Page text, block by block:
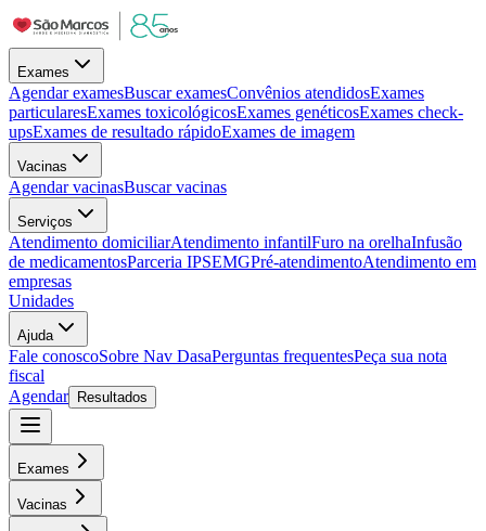
Exames
Agendar examesBuscar examesConvênios atendidosExames
particularesExames toxicológicosExames genéticosExames check-
upsExames de resultado rápidoExames de imagem
Vacinas
Agendar vacinasBuscar vacinas
Serviços
Atendimento domiciliarAtendimento infantilFuro na orelhaInfusão
de medicamentosParceria IPSEMGPré-atendimentoAtendimento em
empresas
Unidades
Ajuda
Fale conoscoSobre Nav DasaPerguntas frequentesPeça sua nota
fiscal
Agendar
Resultados
Exames
Vacinas